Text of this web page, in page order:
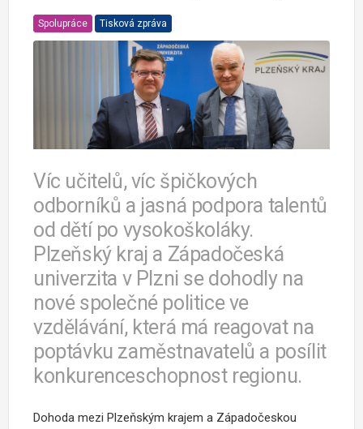
Spolupráce Tisková zpráva
Víc učitelů, víc špičkových
odborníků a jasná podpora talentů
od dětí po vysokoškoláky.
Plzeňský kraj a Západočeská
univerzita v Plzni se dohodly na
nové společné politice ve
vzdělávání, která má reagovat na
poptávku zaměstnavatelů a posílit
konkurenceschopnost regionu.
Dohoda mezi Plzeňským krajem a Západočeskou